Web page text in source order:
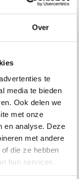
Over
te
media te bieden
Ook delen we
met onze
en analyse. Deze
met andere
die ze hebben
hun services.
duurzame,
jouw koffie,
van BPA-vrij
thee,
gemakkelijk
keuze